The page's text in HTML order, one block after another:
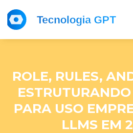
ROLE, RULES,
PARA USO
LLMS EM